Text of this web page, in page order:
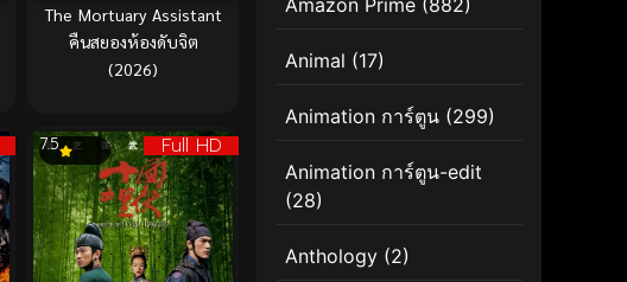
The Mortuary Assistant
คืนสยองห้องดับจิต
(2026)
Full HD
7.5
Animal (17)
Animation การ์ตูน (299)
Animation การ์ตูน-edit
(28)
Anthology (2)